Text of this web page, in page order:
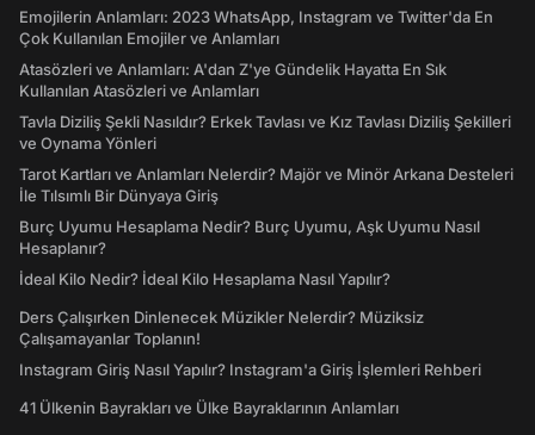
Emojilerin Anlamları: 2023 WhatsApp, Instagram ve Twitter'da En
Çok Kullanılan Emojiler ve Anlamları
Atasözleri ve Anlamları: A'dan Z'ye Gündelik Hayatta En Sık
Kullanılan Atasözleri ve Anlamları
Tavla Diziliş Şekli Nasıldır? Erkek Tavlası ve Kız Tavlası Diziliş Şekilleri
ve Oynama Yönleri
Tarot Kartları ve Anlamları Nelerdir? Majör ve Minör Arkana Desteleri
İle Tılsımlı Bir Dünyaya Giriş
Burç Uyumu Hesaplama Nedir? Burç Uyumu, Aşk Uyumu Nasıl
Hesaplanır?
İdeal Kilo Nedir? İdeal Kilo Hesaplama Nasıl Yapılır?
Ders Çalışırken Dinlenecek Müzikler Nelerdir? Müziksiz
Çalışamayanlar Toplanın!
Instagram Giriş Nasıl Yapılır? Instagram'a Giriş İşlemleri Rehberi
41 Ülkenin Bayrakları ve Ülke Bayraklarının Anlamları